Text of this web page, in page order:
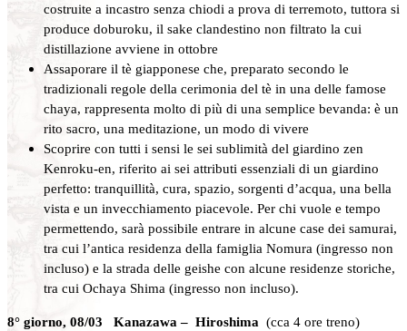
costruite a incastro senza chiodi a prova di terremoto, tuttora si
produce doburoku, il sake clandestino non filtrato la cui
distillazione avviene in ottobre
Assaporare il tè giapponese che, preparato secondo le
tradizionali regole della cerimonia del tè in una delle famose
chaya, rappresenta molto di più di una semplice bevanda: è un
rito sacro, una meditazione, un modo di vivere
Scoprire con tutti i sensi le sei sublimità del giardino zen
Kenroku-en, riferito ai sei attributi essenziali di un giardino
perfetto: tranquillità, cura, spazio, sorgenti d’acqua, una bella
vista e un invecchiamento piacevole. Per chi vuole e tempo
permettendo, sarà possibile entrare in alcune case dei samurai,
tra cui l’antica residenza della famiglia Nomura (ingresso non
incluso) e la strada delle geishe con alcune residenze storiche,
tra cui Ochaya Shima (ingresso non incluso).
8° giorno, 08/03 Kanazawa – Hiroshima (cca 4 ore treno)